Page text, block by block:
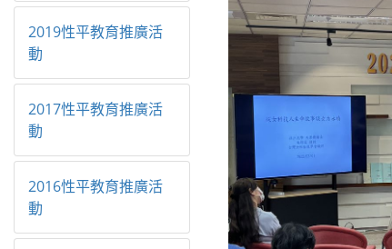
2019性平教育推廣活
動
2017性平教育推廣活
動
2016性平教育推廣活
動